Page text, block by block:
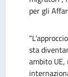
per gli
sta
ambito